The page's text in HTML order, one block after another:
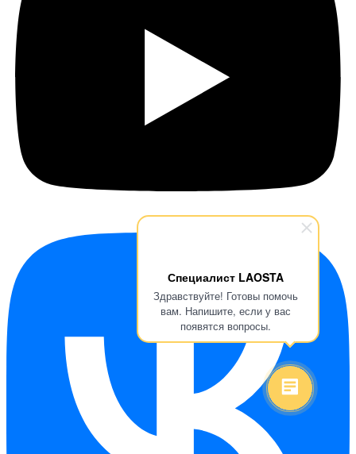
Специалист LAOSTA
Здравствуйте! Готовы помочь
вам. Напишите, если у вас
появятся вопросы.